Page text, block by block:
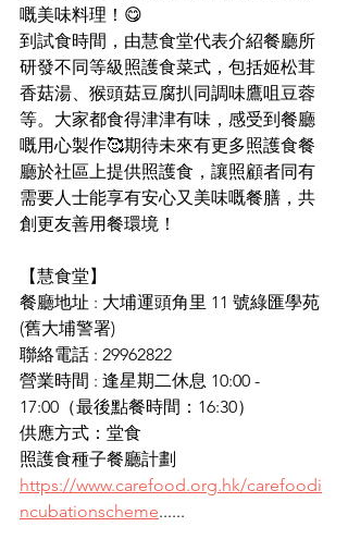
嘅美味料理！😋
到試食時間，由慧食堂代表介紹餐廳所
研發不同等級照護食菜式，包括姬松茸
香菇湯、猴頭菇豆腐扒同調味鷹咀豆蓉
等。大家都食得津津有味，感受到餐廳
嘅用心製作🥰期待未來有更多照護食餐
廳於社區上提供照護食，讓照顧者同有
需要人士能享有安心又美味嘅餐膳，共
創更友善用餐環境！
【慧食堂】
餐廳地址 : 大埔運頭角里 11 號綠匯學苑
(舊大埔警署)
聯絡電話 : 29962822
營業時間 : 逢星期二休息 10:00 -
17:00（最後點餐時間：16:30）
​供應方式：堂食
照護食種子餐廳計劃
https://www.carefood.org.hk/carefoodi
ncubationscheme......